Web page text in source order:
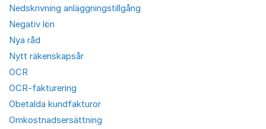
Nedskrivning anläggningstillgång
Negativ lön
Nya råd
Nytt räkenskapsår
OCR
OCR-fakturering
Obetalda kundfakturor
Omkostnadsersättning